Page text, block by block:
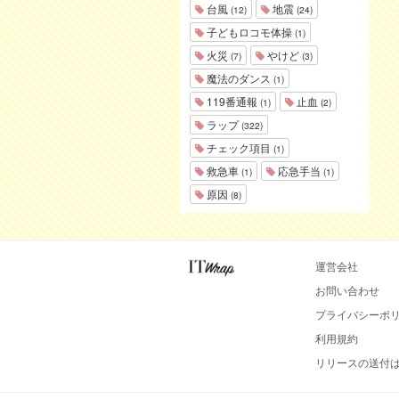
台風 (12) 地震 (24)
子どもロコモ体操 (1)
火災 (7) やけど (3)
魔法のダンス (1)
119番通報 (1) 止血 (2)
ラップ(322)
チェック項目 (1)
救急車 (1) 応急手当 (1)
原因 (8)
運営会社
お問い合わせ
プライバシーポ
利用規約
リリースの送付